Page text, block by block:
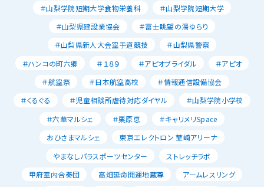
＃山梨学院短期大学食物栄養科
＃山梨学院短期大学
＃山梨県建設業協会
＃富士眺望の湯ゆらり
＃山梨県新人大会空手道競技
＃山梨県警察
＃ハンコの町六郷
＃１８９ ＃アピオブライダル
＃アピオ
＃航空祭
＃日本航空高校
＃情報通信設備協会
＃くるぐる
＃児童相談所虐待対応ダイヤル
＃山梨学院小学校
＃六華マルシェ
＃栗原恵
＃キャリメリSpace
おひさまマルシェ
東京エレクトロン 韮崎アリーナ
やまなしパラスポーツセンター
ストレッチラボ
甲府室内合奏団
高畑延命開運地蔵尊
アームレスリング